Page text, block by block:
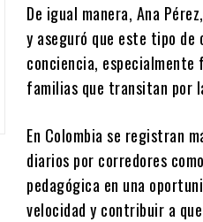
De igual manera, Ana
y aseguró que este tipo de
conciencia, especialmente
familias que transitan por
En Colombia se registran
diarios por corredores
pedagógica en una
velocidad y contribuir a